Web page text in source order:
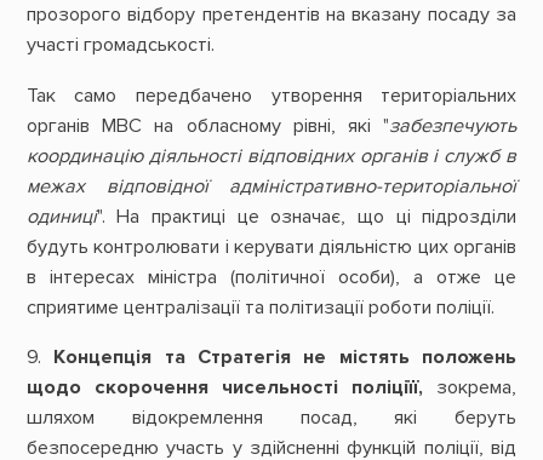
прозорого відбору претендентів на вказану посаду за
участі громадськості.
Так само передбачено утворення територіальних
органів МВС на обласному рівні, які "забезпечують
координацію діяльності відповідних органів і служб в
межах відповідної адміністративно-територіальної
одиниці". На практиці це означає, що ці підрозділи
будуть контролювати і керувати діяльністю цих органів
в інтересах міністра (політичної особи), а отже це
сприятиме централізації та політизації роботи поліції.
9. Концепція та Стратегія не містять положень
щодо скорочення чисельності поліціїї, зокрема,
шляхом відокремлення посад, які беруть
безпосередню участь у здійсненні функцій поліції, від